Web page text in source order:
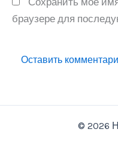
браузере для
© 2026